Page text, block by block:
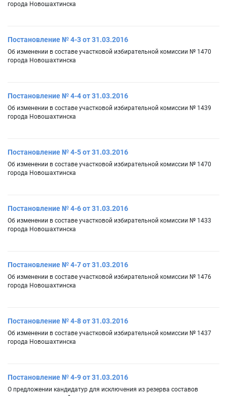
города Новошахтинска
Постановление № 4-3 от 31.03.2016
Об изменении в составе участковой избирательной комиссии № 1470
города Новошахтинска
Постановление № 4-4 от 31.03.2016
Об изменении в составе участковой избирательной комиссии № 1439
города Новошахтинска
Постановление № 4-5 от 31.03.2016
Об изменении в составе участковой избирательной комиссии № 1470
города Новошахтинска
Постановление № 4-6 от 31.03.2016
Об изменении в составе участковой избирательной комиссии № 1433
города Новошахтинска
Постановление № 4-7 от 31.03.2016
Об изменении в составе участковой избирательной комиссии № 1476
города Новошахтинска
Постановление № 4-8 от 31.03.2016
Об изменении в составе участковой избирательной комиссии № 1437
города Новошахтинска
Постановление № 4-9 от 31.03.2016
О предложении кандидатур для исключения из резерва составов